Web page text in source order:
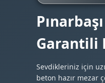
Garantili
Sevdikleriniz için
beton hazır mezar